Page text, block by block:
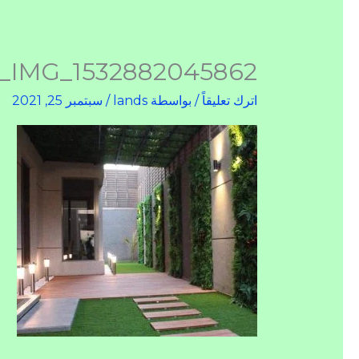
اترك تعليقاً / بواسطة lands
/ سبتمبر 25, 2021